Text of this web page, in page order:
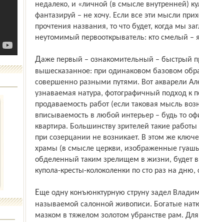
недалеко, и «личной (в смысле внутренней)
фантазируй – не хочу. Если все эти мысли
прочтения названия, то что будет, когда мы
неутомимый первооткрыватель: кто смелый –
Даже первый – ознакомительный – быстрый променад по залам подтверждает все
вышесказанное: при одинаковом базовом
совершенно разными путями. Вот акварели
узнаваемая натура, фотографичный подход к
продаваемость работ (если таковая мысль
вписываемость в любой интерьер – будь то
квартира. Большинству зрителей такие
при созерцании не возникает. В этом же
храмы (в смысле церкви, изображенные
обделенный таким зрелищем в жизни, будет
купола-кресты-колоколенки по сто раз на
Еще одну конъюнктурную струну задел Владимир Екимов, остановившись на так
называемой салонной живописи. Богатые
мазком в тяжелом золотом убранстве рам.